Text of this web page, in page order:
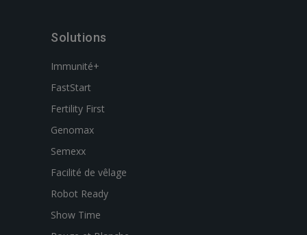
Solutions
Immunité+
FastStart
Fertility First
Genomax
Semexx
Facilité de vêlage
Robot Ready
Show Time